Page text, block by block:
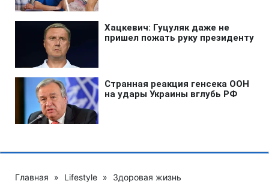
Главная » Lifestyle » Здоровая жизнь